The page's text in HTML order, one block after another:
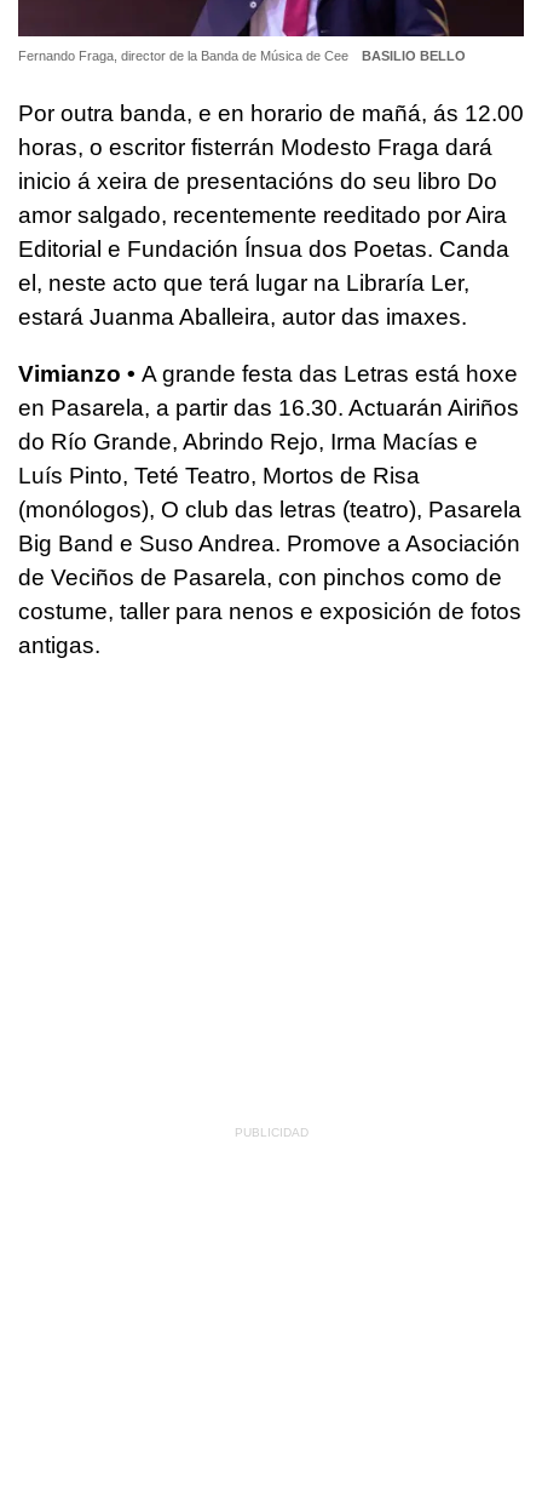
Fernando Fraga, director de la Banda de Música de Cee BASILIO BELLO
Por outra banda, e en horario de mañá, ás 12.00
horas, o escritor fisterrán Modesto Fraga dará
inicio á xeira de presentacións do seu libro Do
amor salgado, recentemente reeditado por Aira
Editorial e Fundación Ínsua dos Poetas. Canda
el, neste acto que terá lugar na Libraría Ler,
estará Juanma Aballeira, autor das imaxes.
Vimianzo • A grande festa das Letras está hoxe
en Pasarela, a partir das 16.30. Actuarán Airiños
do Río Grande, Abrindo Rejo, Irma Macías e
Luís Pinto, Teté Teatro, Mortos de Risa
(monólogos), O club das letras (teatro), Pasarela
Big Band e Suso Andrea. Promove a Asociación
de Veciños de Pasarela, con pinchos como de
costume, taller para nenos e exposición de fotos
antigas.